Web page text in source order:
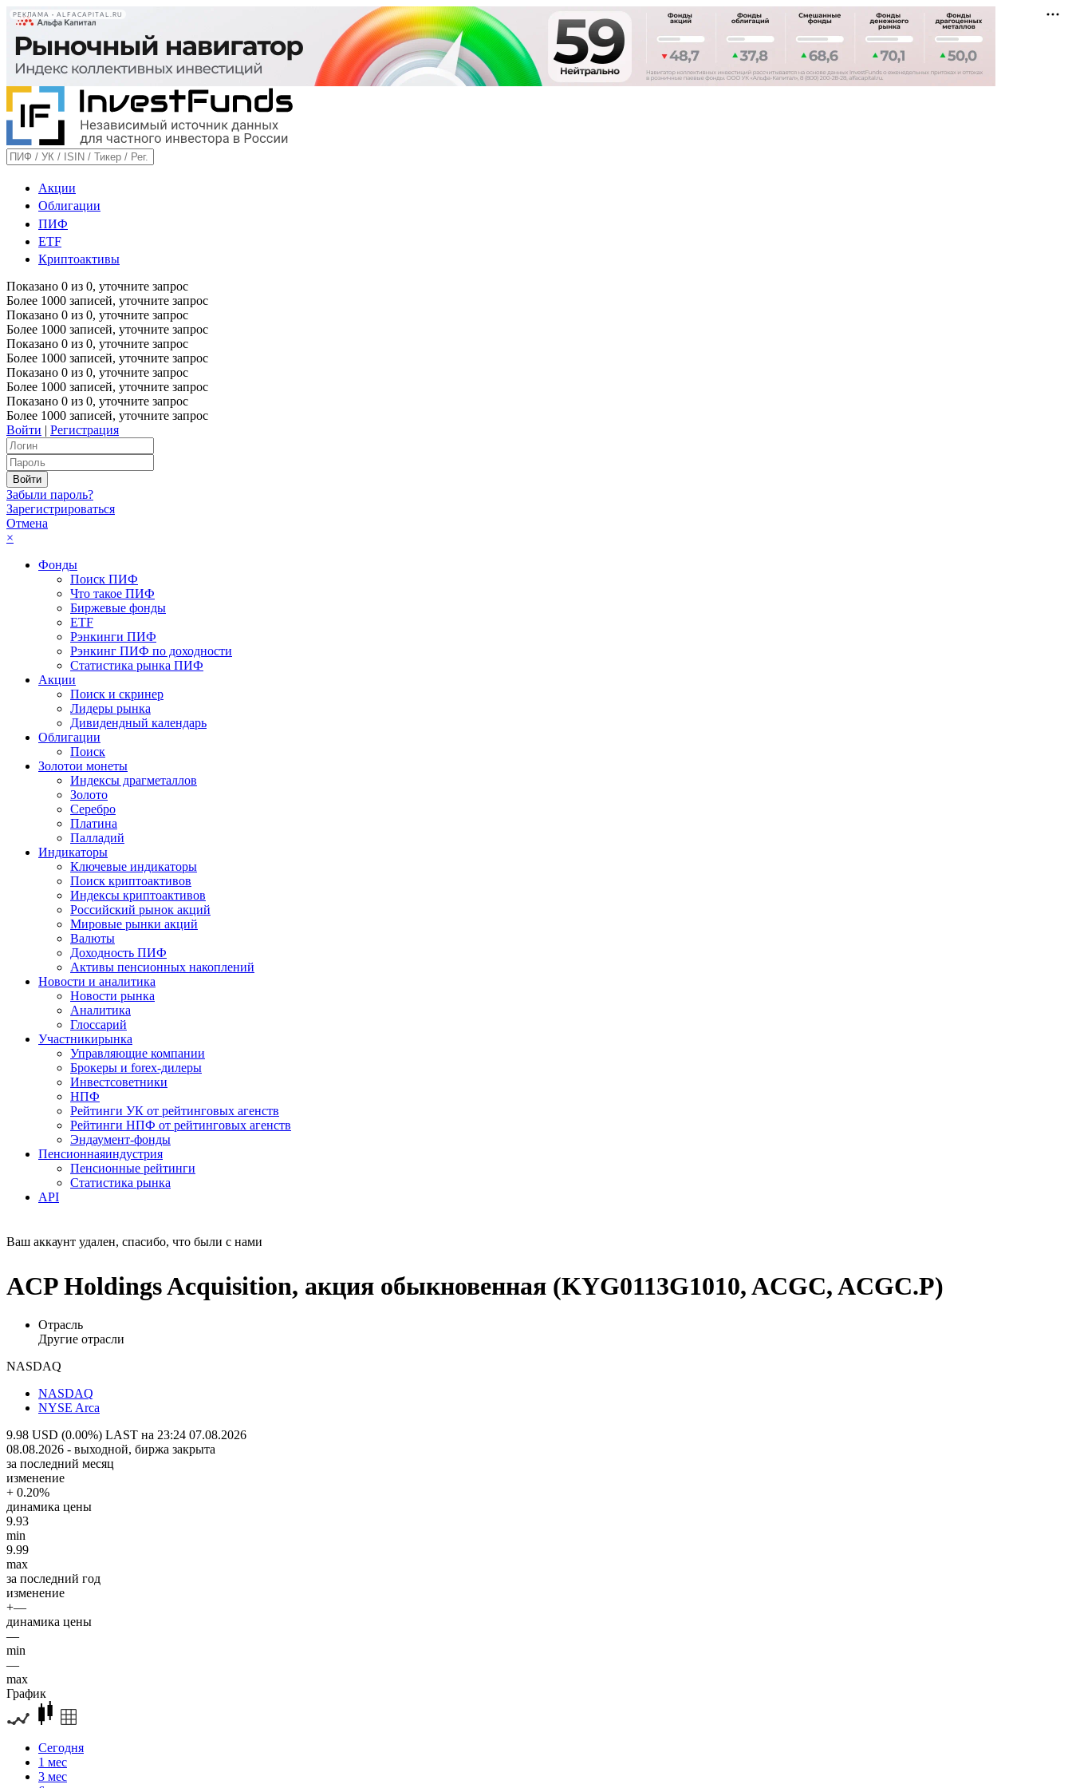
РЕКЛАМА • ALFACAPITAL.RU
Акции
Облигации
ПИФ
ETF
Криптоактивы
Показано 0 из 0, уточните запрос
Более 1000 записей, уточните запрос
Показано 0 из 0, уточните запрос
Более 1000 записей, уточните запрос
Показано 0 из 0, уточните запрос
Более 1000 записей, уточните запрос
Показано 0 из 0, уточните запрос
Более 1000 записей, уточните запрос
Показано 0 из 0, уточните запрос
Более 1000 записей, уточните запрос
Войти | Регистрация
Забыли пароль?
Зарегистрироваться
Отмена
×
Фонды
Поиск ПИФ
Что такое ПИФ
Биржевые фонды
ETF
Рэнкинги ПИФ
Рэнкинг ПИФ по доходности
Статистика рынка ПИФ
Акции
Поиск и скринер
Лидеры рынка
Дивидендный календарь
Облигации
Поиск
Золотои монеты
Индексы драгметаллов
Золото
Серебро
Платина
Палладий
Индикаторы
Ключевые индикаторы
Поиск криптоактивов
Индексы криптоактивов
Российский рынок акций
Мировые рынки акций
Валюты
Доходность ПИФ
Активы пенсионных накоплений
Новости и аналитика
Новости рынка
Аналитика
Глоссарий
Участникирынка
Управляющие компании
Брокеры и forex-дилеры
Инвестсоветники
НПФ
Рейтинги УК от рейтинговых агенств
Рейтинги НПФ от рейтинговых агенств
Эндаумент-фонды
Пенсионнаяиндустрия
Пенсионные рейтинги
Статистика рынка
API
Ваш аккаунт удален, спасибо, что были с нами
ACP Holdings Acquisition, акция обыкновенная (KYG0113G1010, ACGC, ACGC.P)
Отрасль
Другие отрасли
NASDAQ
NASDAQ
NYSE Arca
9.98 USD (0.00%) LAST на 23:24 07.08.2026
08.08.2026 - выходной, биржа закрыта
за последний месяц
изменение
+ 0.20%
динамика цены
9.93
min
9.99
max
за последний год
изменение
+—
динамика цены
—
min
—
max
График
Сегодня
1 мес
3 мес